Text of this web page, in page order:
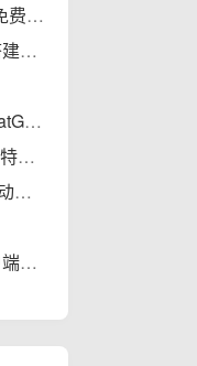
DeepSeek的逆向工程 —— 获取永久免费的API
基于WINDOWS通过Ollama+WebUI搭建轻量级大模型本地知识库
手把手教你将个人微信变成智能AI-ChatGPT，秒变专家
Excel 如果某单元格中有某字，则显示特定字符
8种方法教你如何查看LINUX系统的启动时间（开机后的运行时间）
如何查看openvpn当前正在连接的客户端信息